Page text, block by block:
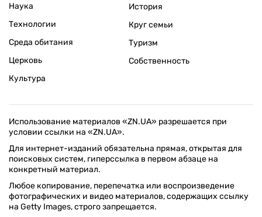
Наука
Технологии
Среда обитания
Церковь
Культура
История
Круг семьи
Туризм
Собственность
Использование материалов «ZN.UA» разрешается при
условии ссылки на «ZN.UA».
Для интернет-изданий обязательна прямая, открытая для
поисковых систем, гиперссылка в первом абзаце на
конкретный материал.
Любое копирование, перепечатка или воспроизведение
фотографических и видео материалов, содержащих ссылку
на Getty Images, строго запрещается.